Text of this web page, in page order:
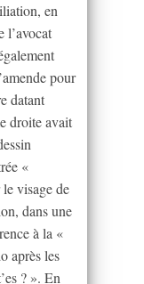
en
l’avocat
pour
datant
droite avait
«
visage de
dans une
à la «
après les
? ». En